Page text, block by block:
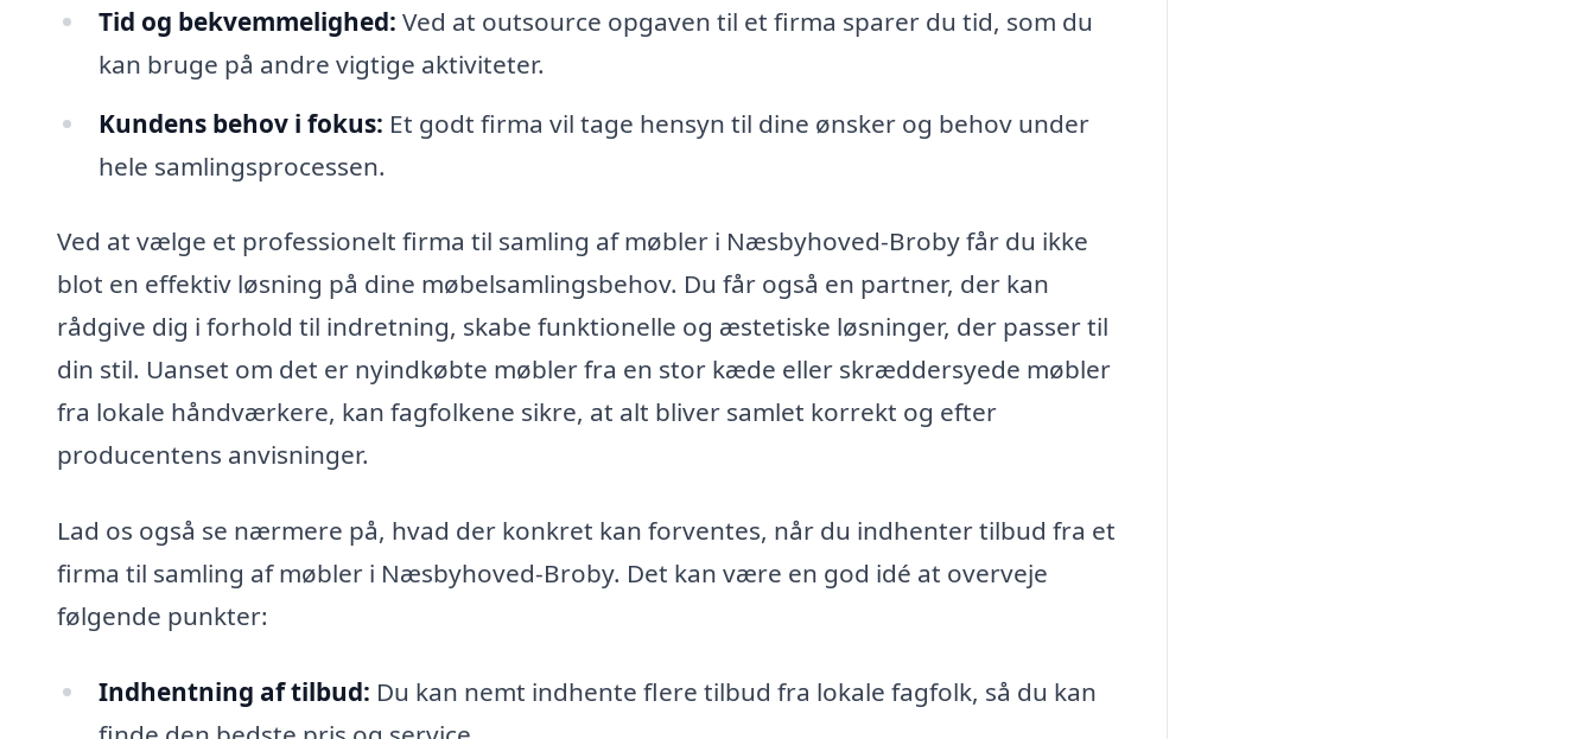
Tid og bekvemmelighed: Ved at outsource opgaven til et firma sparer du tid, som du
kan bruge på andre vigtige aktiviteter.
Kundens behov i fokus: Et godt firma vil tage hensyn til dine ønsker og behov under
hele samlingsprocessen.
Ved at vælge et professionelt firma til samling af møbler i Næsbyhoved-Broby får du ikke
blot en effektiv løsning på dine møbelsamlingsbehov. Du får også en partner, der kan
rådgive dig i forhold til indretning, skabe funktionelle og æstetiske løsninger, der passer til
din stil. Uanset om det er nyindkøbte møbler fra en stor kæde eller skræddersyede møbler
fra lokale håndværkere, kan fagfolkene sikre, at alt bliver samlet korrekt og efter
producentens anvisninger.
Lad os også se nærmere på, hvad der konkret kan forventes, når du indhenter tilbud fra et
firma til samling af møbler i Næsbyhoved-Broby. Det kan være en god idé at overveje
følgende punkter:
Indhentning af tilbud: Du kan nemt indhente flere tilbud fra lokale fagfolk, så du kan